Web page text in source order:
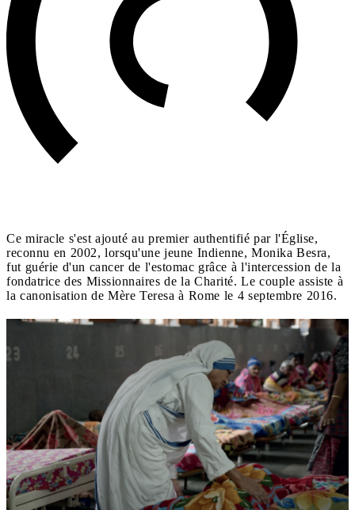
Ce miracle s'est ajouté au premier authentifié par l'Église,
reconnu en 2002, lorsqu'une jeune Indienne, Monika Besra,
fut guérie d'un cancer de l'estomac grâce à l'intercession de la
fondatrice des Missionnaires de la Charité. Le couple assiste à
la canonisation de Mère Teresa à Rome le 4 septembre 2016.